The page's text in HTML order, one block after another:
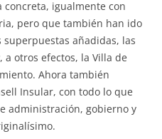
concreta, igualmente con
pero que también han ido
añadidas, las
otros efectos, la Villa de
Ahora también
Insular, con todo lo que
administración, gobierno y